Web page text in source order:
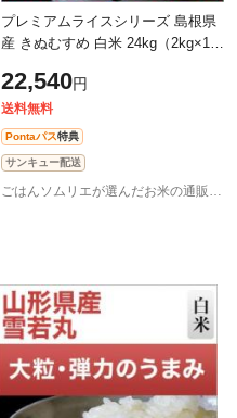
プレミアムライスシリーズ 島根県
産 きぬむすめ 白米 24kg（2kg×12
填包装】【即日出荷】お米 令和7年
産
22,540円
送料無料
Pontaパス特典
サンキュー配送
ごはんソムリエが選んだお米の通販 お米のくりや